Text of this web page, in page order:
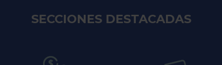
SECCIONES DESTACADAS